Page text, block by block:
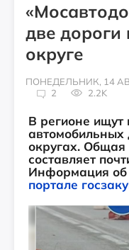
две дороги
округе
ПОНЕДЕЛЬНИК, 14
2
2.2K
В регионе ищут
автомобильных
округах. Общая
составляет
Информация об
портале